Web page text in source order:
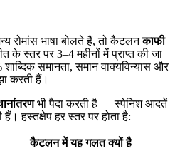
रोमांस भाषा बोलते हैं, तो कैटलनकाफी
के स्तर पर 3–4 महीनों में प्राप्त की जा
समानता, समान वाक्यविन्यास और
करती हैं।
भी पैदा करती है — स्पेनिश आदतें
हस्तक्षेप हर स्तर पर होता है:
कैटलन में यह गलत क्यों है